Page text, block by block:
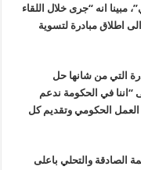
مبينا انه “جرى خلال اللقاء
اطلاق مبادرة لتسوية
التي من شانها حل
“اننا في الحكومة ندعم
العمل الحكومي وتقديم كل
الصادقة والتحلي باعلى